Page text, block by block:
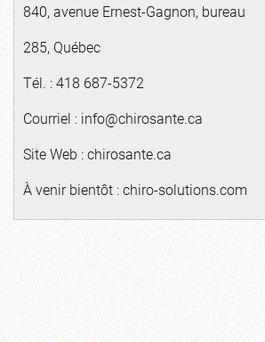
840, avenue Ernest-Gagnon, bureau
285, Québec
Tél. : 418 687-5372
Courriel : info@chirosante.ca
Site Web :chirosante.ca
À venir bientôt : chiro-solutions.com